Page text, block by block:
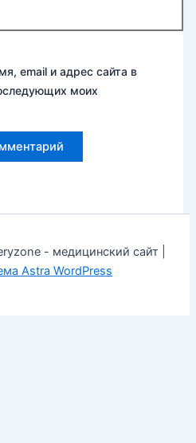
email и адрес сайта в
моих
- медицинский сайт |
Astra WordPress